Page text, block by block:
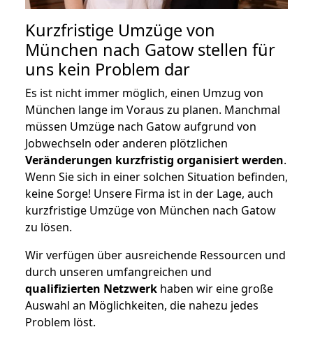
Kurzfristige Umzüge von
München nach Gatow stellen für
uns kein Problem dar
Es ist nicht immer möglich, einen Umzug von
München lange im Voraus zu planen. Manchmal
müssen Umzüge nach Gatow aufgrund von
Jobwechseln oder anderen plötzlichen
Veränderungen kurzfristig organisiert werden.
Wenn Sie sich in einer solchen Situation befinden,
keine Sorge! Unsere Firma ist in der Lage, auch
kurzfristige Umzüge von München nach Gatow
zu lösen.
Wir verfügen über ausreichende Ressourcen und
durch unseren umfangreichen und
qualifizierten Netzwerk haben wir eine große
Auswahl an Möglichkeiten, die nahezu jedes
Problem löst.